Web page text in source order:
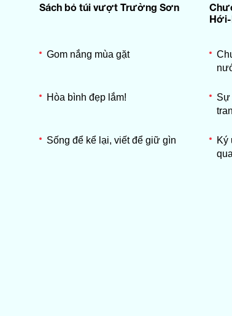
Sách bỏ túi vượt Trường Sơn
Hới-
Gom nắng mùa gặt
Hòa bình đẹp lắm!
Sự
Sống để kể lại, viết để giữ gìn
Ký